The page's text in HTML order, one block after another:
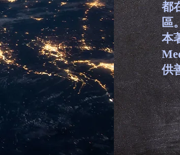
都
區
本
供